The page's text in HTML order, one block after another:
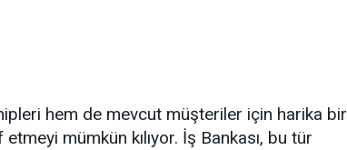
hem de mevcut müşteriler için harika bir
mümkün kılıyor. İş Bankası, bu tür